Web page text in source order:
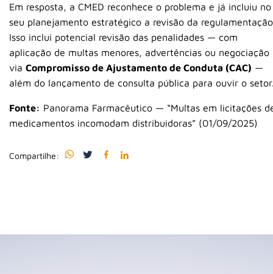
Em resposta, a CMED reconhece o problema e já incluiu no
seu planejamento estratégico a revisão da
Isso inclui potencial revisão das penalidades — com
aplicação de multas menores, advertências ou negociação
via Compromisso de Ajustamento de Conduta (CAC) —
além do lançamento de consulta pública para ouvir o
Fonte: Panorama Farmacêutico — “Multas em licitações
medicamentos incomodam distribuidoras” (01/09/2025)
Compartilhe: